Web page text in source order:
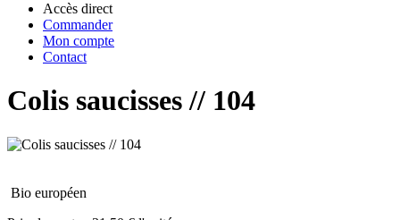
Accès direct
Commander
Mon compte
Contact
Colis saucisses // 104
Bio européen